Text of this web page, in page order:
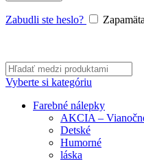
Zabudli ste heslo?
Vyberte si kategóriu
Farebné nálepky
AKCIA –
Detské
Humorné
láska